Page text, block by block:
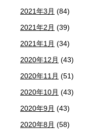
2021年3月 (84)
2021年2月 (39)
2021年1月 (34)
2020年12月 (43)
2020年11月 (51)
2020年10月 (43)
2020年9月 (43)
2020年8月 (58)